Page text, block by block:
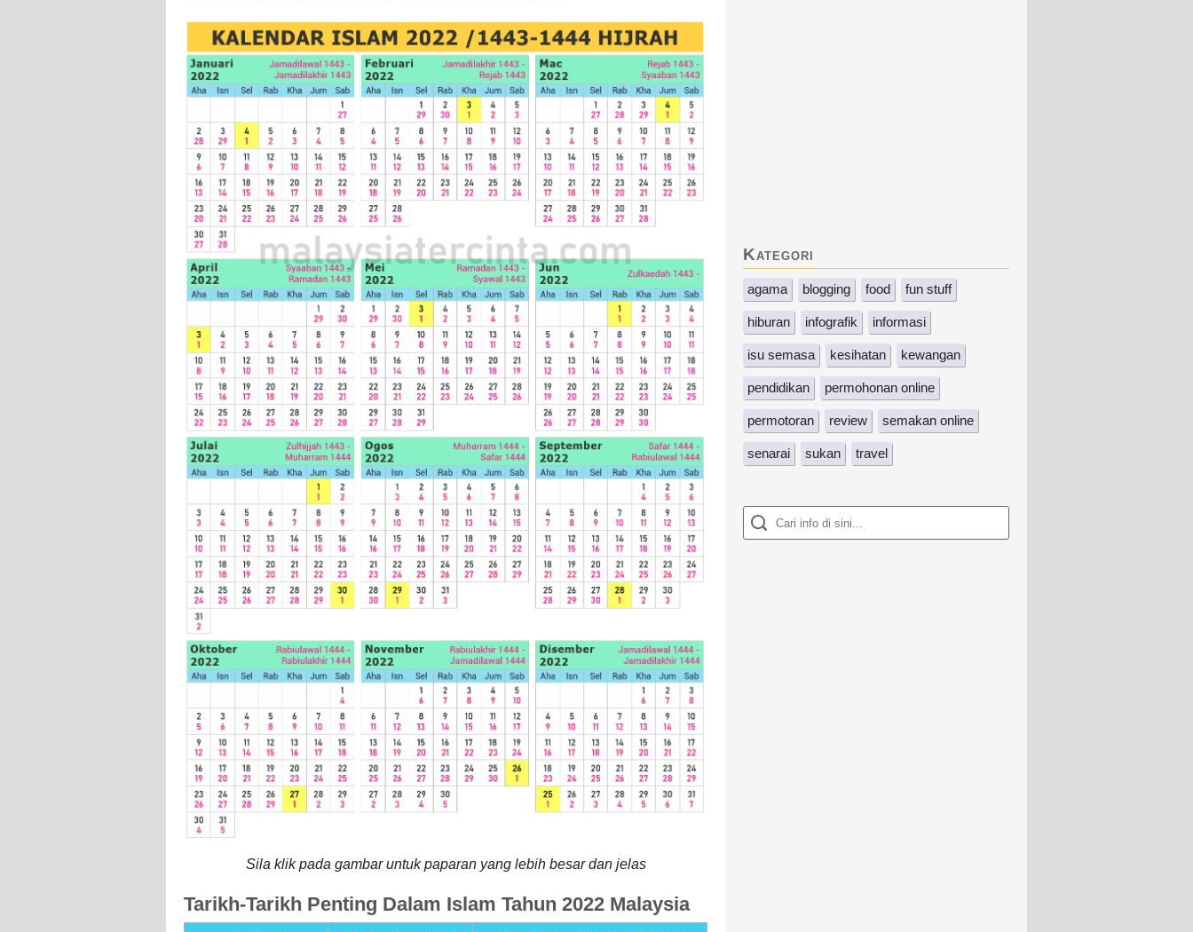
Sila klik pada gambar untuk paparan yang lebih besar dan jelas
Tarikh-Tarikh Penting Dalam Islam Tahun 2022 Malaysia
Kategori
agama blogging food fun stuff
hiburan infografik informasi
isu semasa kesihatan kewangan
pendidikan permohonan online
permotoran review semakan online
senarai sukan travel